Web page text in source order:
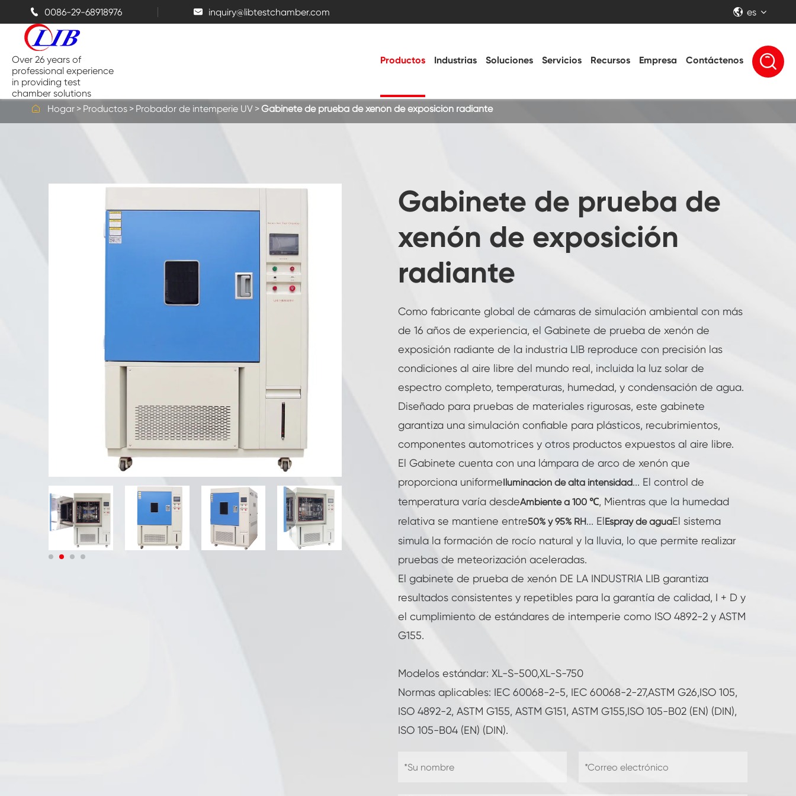
 0086-29-68918976  inquiry@libtestchamber.com  es
Over 26 years of
professional experience
in providing test
chamber solutions
Productos
Cámara de prueba de Benchtop
Cámaras térmicas
Cámaras de espray de sal
Cámara de prueba de lluvia
Cámara de paseo
Cámara fría caliente
Cámara de prueba de alta temperatura
baja
Cámara de humedad de temperatura
constante
Cámara controlada por el medio ambiente
Cámara de humedad térmica
Cámara Climática CO2
Máquina de prueba de estabilidad térmica
Cámara de calefacción húmeda para
módulos PV
Cámara de prueba de temperatura y clima
Cámara de prueba de resistencia congelada
Cámara de prueba de temperatura fría
Cámara de ambiente frío
Gabinete de clima constante
Máquina de vibración de temperatura
Industrias Soluciones Servicios Recursos Empresa Contáctenos 
 Hogar Productos Probador de intemperie UV Gabinete de prueba de xenón de exposición radiante
Gabinete de prueba de
xenón de exposición
radiante
Como fabricante global de cámaras de simulación ambiental con más
de 16 años de experiencia, el Gabinete de prueba de xenón de
exposición radiante de la industria LIB reproduce con precisión las
condiciones al aire libre del mundo real, incluida la luz solar de
espectro completo, temperaturas, humedad, y condensación de agua.
Diseñado para pruebas de materiales rigurosas, este gabinete
garantiza una simulación confiable para plásticos, recubrimientos,
componentes automotrices y otros productos expuestos al aire libre.
El Gabinete cuenta con una lámpara de arco de xenón que
proporciona uniformeIluminación de alta intensidad... El control de
temperatura varía desdeAmbiente a 100 ℃, Mientras que la humedad
relativa se mantiene entre50% y 95% RH... ElEspray de aguaEl sistema
simula la formación de rocío natural y la lluvia, lo que permite realizar
pruebas de meteorización aceleradas.
El gabinete de prueba de xenón DE LA INDUSTRIA LIB garantiza
resultados consistentes y repetibles para la garantía de calidad, I + D y
el cumplimiento de estándares de intemperie como ISO 4892-2 y ASTM
G155.
Modelos estándar: XL-S-500,XL-S-750
Normas aplicables: IEC 60068-2-5, IEC 60068-2-27,ASTM G26,ISO 105,
ISO 4892-2, ASTM G155, ASTM G151, ASTM G155,ISO 105-B02 (EN) (DIN),
ISO 105-B04 (EN) (DIN).